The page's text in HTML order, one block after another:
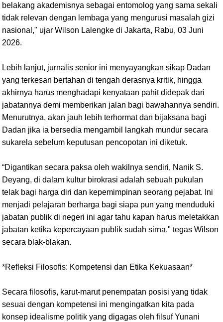
belakang akademisnya sebagai entomolog yang sama sekali
tidak relevan dengan lembaga yang mengurusi masalah gizi
nasional," ujar Wilson Lalengke di Jakarta, Rabu, 03 Juni
2026.
Lebih lanjut, jurnalis senior ini menyayangkan sikap Dadan
yang terkesan bertahan di tengah derasnya kritik, hingga
akhirnya harus menghadapi kenyataan pahit didepak dari
jabatannya demi memberikan jalan bagi bawahannya sendiri.
Menurutnya, akan jauh lebih terhormat dan bijaksana bagi
Dadan jika ia bersedia mengambil langkah mundur secara
sukarela sebelum keputusan pencopotan ini diketuk.
“Digantikan secara paksa oleh wakilnya sendiri, Nanik S.
Deyang, di dalam kultur birokrasi adalah sebuah pukulan
telak bagi harga diri dan kepemimpinan seorang pejabat. Ini
menjadi pelajaran berharga bagi siapa pun yang menduduki
jabatan publik di negeri ini agar tahu kapan harus meletakkan
jabatan ketika kepercayaan publik sudah sirna," tegas Wilson
secara blak-blakan.
*Refleksi Filosofis: Kompetensi dan Etika Kekuasaan*
Secara filosofis, karut-marut penempatan posisi yang tidak
sesuai dengan kompetensi ini mengingatkan kita pada
konsep idealisme politik yang digagas oleh filsuf Yunani